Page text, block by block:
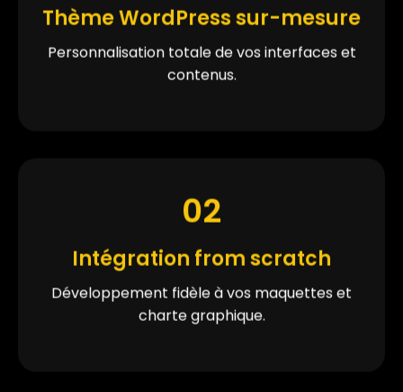
Thème WordPress sur-mesure
Personnalisation totale de vos interfaces et
contenus.
02
Intégration from scratch
Développement fidèle à vos maquettes et
charte graphique.